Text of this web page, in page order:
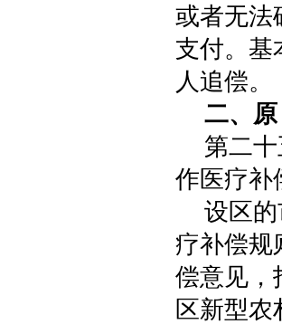
或者无法
支付。基
人追偿。
二、
第二
作医疗补
设区
疗补偿规
偿意见，
区新型